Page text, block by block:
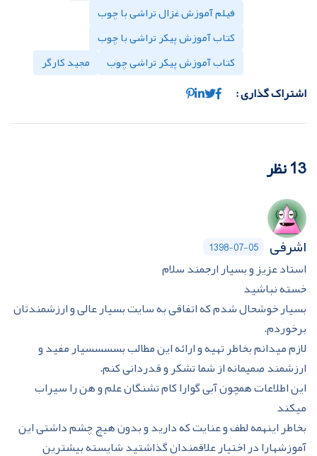
فیلم آموزش غزال تراشی با چوب
کتاب آموزش پیکر تراشی با چوب
کتاب آموزش پیکر تراشی چوب
مجید کارگر
اشتراک گذاری :
13 نظر
اشرفی 1398-07-05
استاد عزیز و بسیار ارجمند سلام
خسته نباشید
بسیار خوشحال شدم که اتفاقی به سایت بسیار عالی و ارزشمندتان
برخوردم.
لازم میدانم بخاطر تهیه و ارائه این مطالب بسسسسیار مفید و
ارزشمند صمیمانه از شما تشکر و قدردانی کنم.
این اطلاعات همچون آبی گوارا کام تشنگان علم و هن را سیراب
میکند
بخاطر اینهمه لطف و عنایت که دارید و بدون هیچ چشم داشتی این
آموزشهارا در اختیار علاقمندان گذاشتید شایسته بیشترین